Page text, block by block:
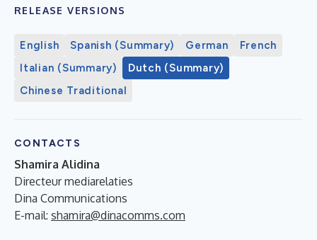
RELEASE VERSIONS
English Spanish (Summary) German
French
Italian (Summary)
Dutch (Summary)
Chinese Traditional
CONTACTS
Shamira Alidina
Directeur mediarelaties
Dina Communications
E-mail: shamira@dinacomms.com